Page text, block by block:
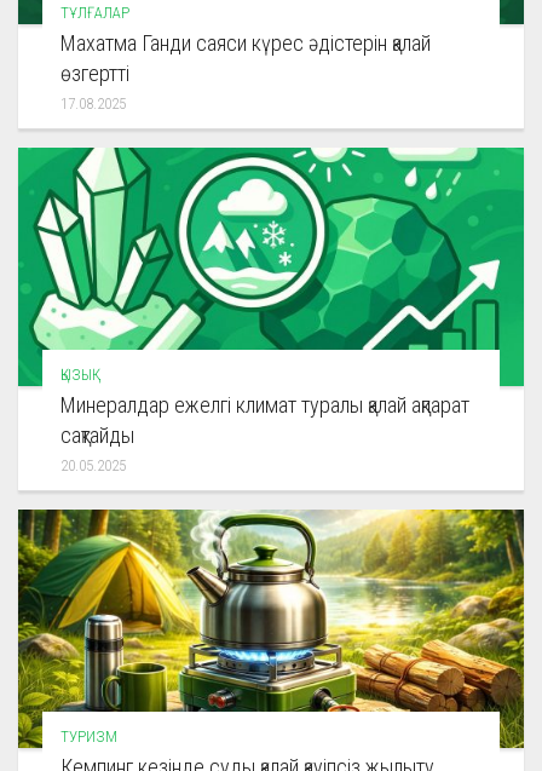
ТҰЛҒАЛАР
Махатма Ганди саяси күрес әдістерін қалай
өзгертті
17.08.2025
ҚЫЗЫҚ
Минералдар ежелгі климат туралы қалай ақпарат
сақтайды
20.05.2025
ТУРИЗМ